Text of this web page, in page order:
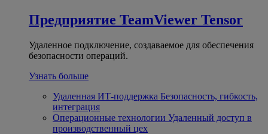
Предприятие TeamViewer Tensor
Удаленное подключение, создаваемое для обеспечения
безопасности операций.
Узнать больше
Удаленная ИТ-поддержка Безопасность, гибкость,
интеграция
Операционные технологии Удаленный доступ в
производственный цех